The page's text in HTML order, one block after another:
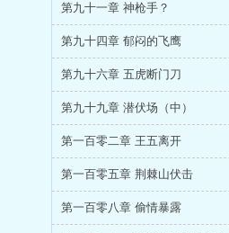
第九十一章 神枪手？
第九十四章 郁闷的飞鹰
第九十六章 五虎断门刀
第九十九章 潜伏场（中）
第一百零二章 王五离开
第一百零五章 荆棘山伏击
第一百零八章 偷情暴露